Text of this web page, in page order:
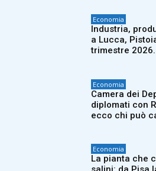
Economia
Industria,
a Lucca,
trimestre
Economia
Camera dei
diplomati con
ecco chi può
Economia
La pianta che